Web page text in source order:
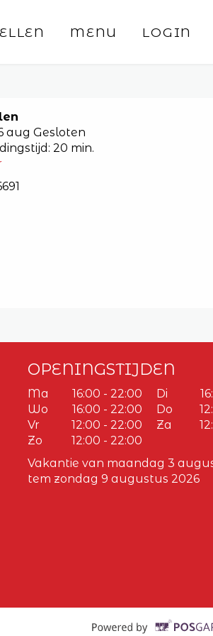
MENU LOGIN
aug Gesloten
20 min.
OPENINGSTIJDEN
Ma 16:00 - 22:00 Di
Wo
16:00 - 22:00 Do
Vr
12:00 - 22:00 Za
Zo
12:00 - 22:00
Vakantie van maandag 3
tem zondag 9 augustus 2026